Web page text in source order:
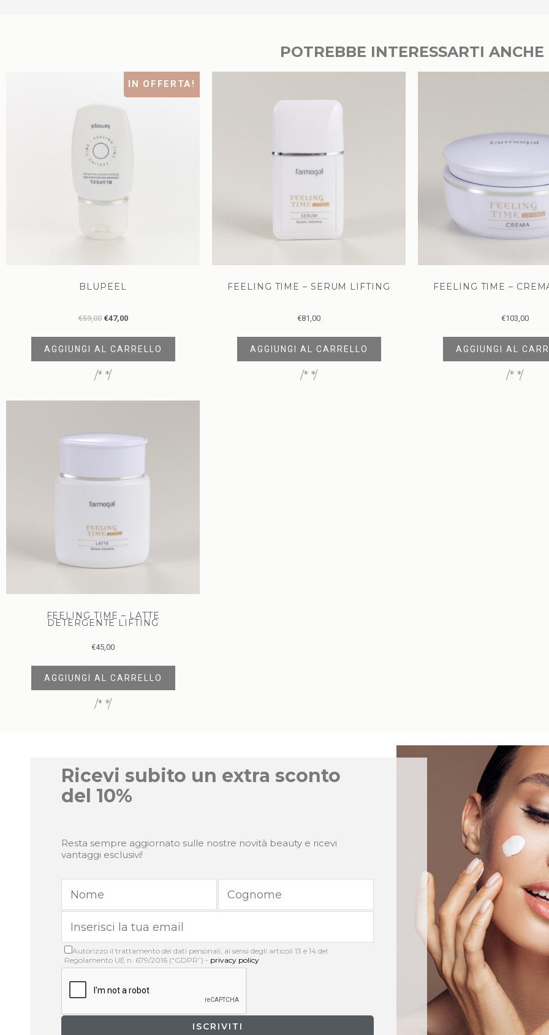
POTREBBE INTERESSARTI ANCHE
IN OFFERTA!
BLUPEEL
€59,00 €47,00
AGGIUNGI AL CARRELLO
/* */
FEELING TIME – SERUM LIFTING
€81,00
AGGIUNGI AL CARRELLO
/* */
FEELING TIME –
€103,00
AGGIUNGI AL
/* */
FEELING TIME – LATTE
DETERGENTE LIFTING
€45,00
AGGIUNGI AL CARRELLO
/* */
Ricevi subito un extra sconto
del 10%
Resta sempre aggiornato sulle nostre novità beauty e ricevi
vantaggi esclusivi!
Autorizzo il trattamento dei dati personali, ai sensi degli articoli 13 e 14 del
Regolamento UE n. 679/2016 (“GDPR”) - privacy policy